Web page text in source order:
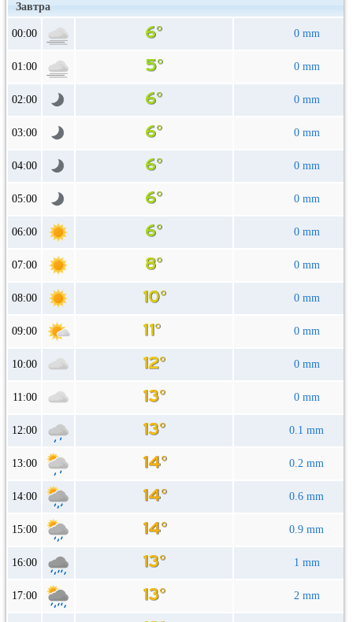
Завтра
00:00 0 mm
01:00 0 mm
02:00 0 mm
03:00 0 mm
04:00 0 mm
05:00 0 mm
06:00 0 mm
07:00 0 mm
08:00 0 mm
09:00 0 mm
10:00 0 mm
11:00 0 mm
12:00 0.1 mm
13:00 0.2 mm
14:00 0.6 mm
15:00 0.9 mm
16:00 1 mm
17:00 2 mm